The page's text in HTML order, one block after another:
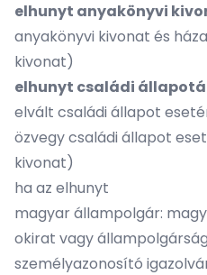
elhunyt anyakönyvi
anyakönyvi kivonat és
kivonat)
elhunyt családi
elvált családi állapot
özvegy családi állapot
kivonat)
ha az elhunyt
magyar állampolgár:
okirat vagy
személyazonosító